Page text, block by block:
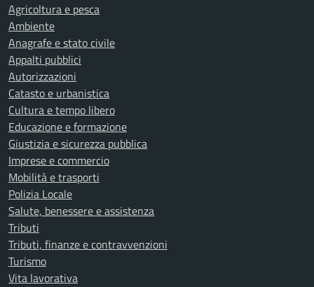
Agricoltura e pesca
Ambiente
Anagrafe e stato civile
Appalti pubblici
Autorizzazioni
Catasto e urbanistica
Cultura e tempo libero
Educazione e formazione
Giustizia e sicurezza pubblica
Imprese e commercio
Mobilità e trasporti
Polizia Locale
Salute, benessere e assistenza
Tributi
Tributi, finanze e contravvenzioni
Turismo
Vita lavorativa